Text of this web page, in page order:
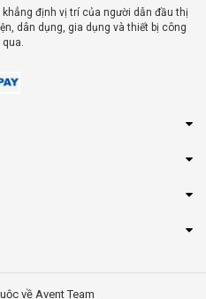
khẳng định vị trí của người dẫn đầu thị
dân dụng, gia dụng và thiết bị công
về Avent Team